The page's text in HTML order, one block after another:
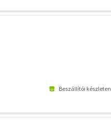
Beszállítói készleten